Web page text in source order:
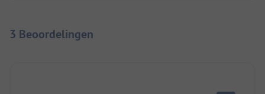
3 Beoordelingen